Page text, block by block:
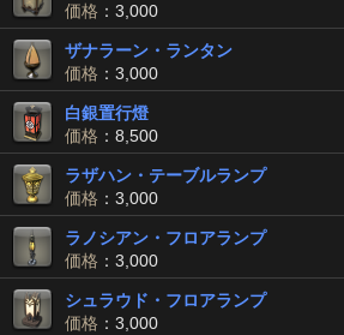
価格 ：3,000
ザナラーン・ランタン
価格 ：3,000
白銀置行燈
価格 ：8,500
ラザハン・テーブルランプ
価格 ：3,000
ラノシアン・フロアランプ
価格 ：3,000
シュラウド・フロアランプ
価格 ：3,000